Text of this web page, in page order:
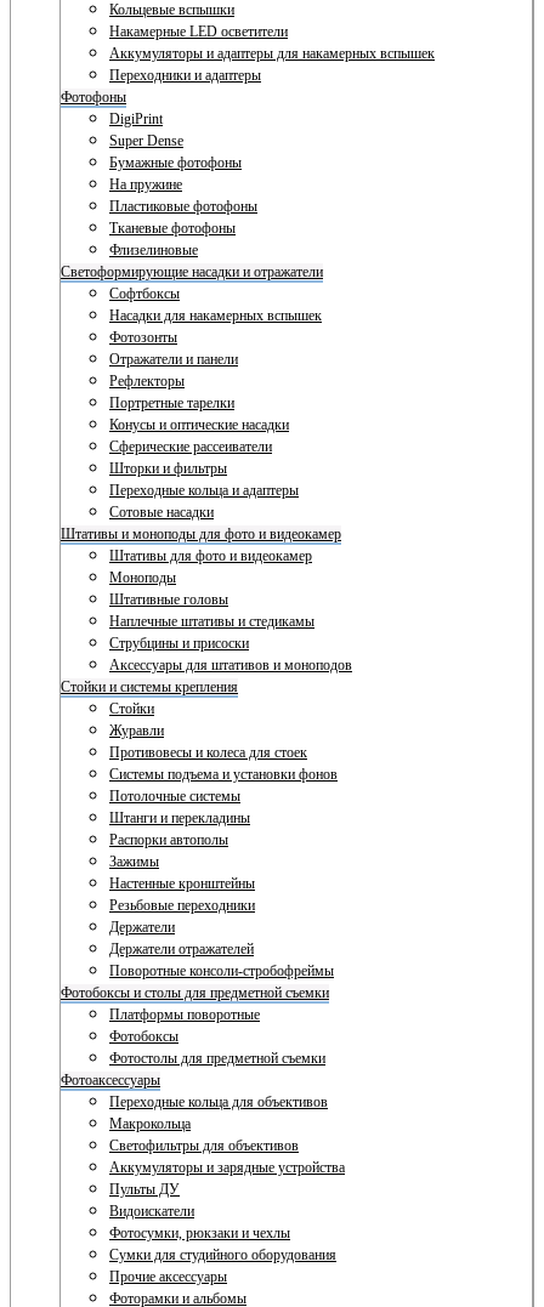
Кольцевые вспышки
Накамерные LED осветители
Аккумуляторы и адаптеры для накамерных вспышек
Переходники и адаптеры
Фотофоны
DigiPrint
Super Dense
Бумажные фотофоны
На пружине
Пластиковые фотофоны
Тканевые фотофоны
Флизелиновые
Светоформирующие насадки и отражатели
Софтбоксы
Насадки для накамерных вспышек
Фотозонты
Отражатели и панели
Рефлекторы
Портретные тарелки
Конусы и оптические насадки
Сферические рассеиватели
Шторки и фильтры
Переходные кольца и адаптеры
Сотовые насадки
Штативы и моноподы для фото и видеокамер
Штативы для фото и видеокамер
Моноподы
Штативные головы
Наплечные штативы и стедикамы
Струбцины и присоски
Аксессуары для штативов и моноподов
Стойки и системы крепления
Стойки
Журавли
Противовесы и колеса для стоек
Системы подъема и установки фонов
Потолочные системы
Штанги и перекладины
Распорки автополы
Зажимы
Настенные кронштейны
Резьбовые переходники
Держатели
Держатели отражателей
Поворотные консоли-стробофреймы
Фотобоксы и столы для предметной съемки
Платформы поворотные
Фотобоксы
Фотостолы для предметной съемки
Фотоаксессуары
Переходные кольца для объективов
Макрокольца
Светофильтры для объективов
Аккумуляторы и зарядные устройства
Пульты ДУ
Видоискатели
Фотосумки, рюкзаки и чехлы
Сумки для студийного оборудования
Прочие аксессуары
Фоторамки и альбомы